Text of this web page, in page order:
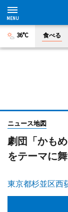
36°C 食べる
ニュース地図
劇団「かも
をテーマに
東京都杉並区西